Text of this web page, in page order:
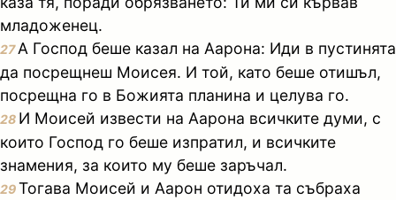
младоженец.
27А Господ беше казал на Аарона: Иди в пустинята
да посрещнеш Моисея. И той, като беше отишъл,
посрещна го в Божията планина и целува го.
28 И Моисей извести на Аарона всичките думи, с
които Господ го беше изпратил, и всичките
знамения, за които му беше заръчал.
29Тогава Моисей и Аарон отидоха та събраха